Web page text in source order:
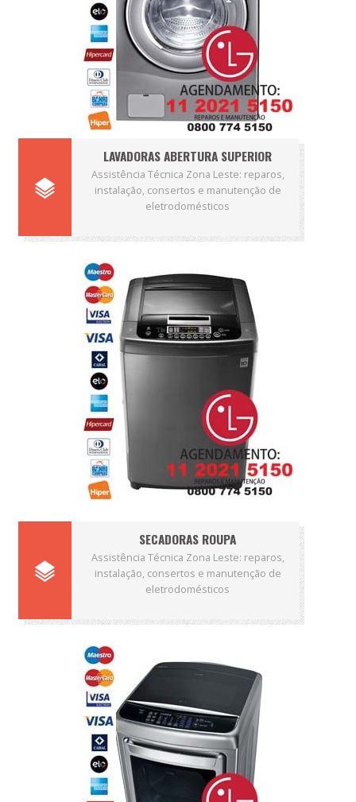
LAVADORAS ABERTURA SUPERIOR
Assistência Técnica Zona Leste: reparos,
instalação, consertos e manutenção de
eletrodomésticos
SECADORAS ROUPA
Assistência Técnica Zona Leste: reparos,
instalação, consertos e manutenção de
eletrodomésticos